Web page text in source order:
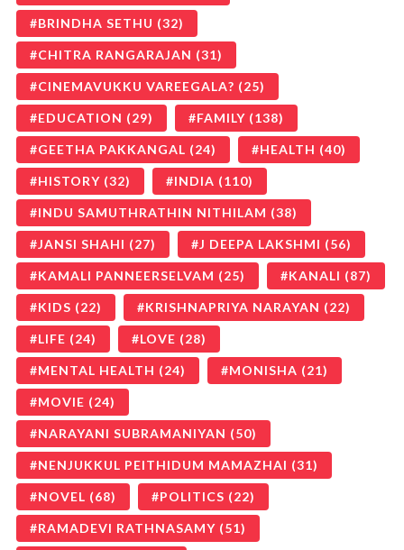
BRINDHA SETHU (32)
CHITRA RANGARAJAN (31)
CINEMAVUKKU VAREEGALA? (25)
EDUCATION (29) FAMILY (138)
GEETHA PAKKANGAL (24) HEALTH (40)
HISTORY (32) INDIA (110)
INDU SAMUTHRATHIN NITHILAM (38)
JANSI SHAHI (27) J DEEPA LAKSHMI (56)
KAMALI PANNEERSELVAM (25) KANALI (87)
KIDS (22) KRISHNAPRIYA NARAYAN (22)
LIFE (24) LOVE (28)
MENTAL HEALTH (24) MONISHA (21)
MOVIE (24)
NARAYANI SUBRAMANIYAN (50)
NENJUKKUL PEITHIDUM MAMAZHAI (31)
NOVEL (68) POLITICS (22)
RAMADEVI RATHNASAMY (51)